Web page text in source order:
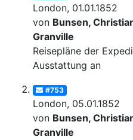
London, 01.01.1852
von Bunsen,
Granville
Reisepläne der
Ausstattung an
#753
London, 05.01.1852
von Bunsen,
Granville